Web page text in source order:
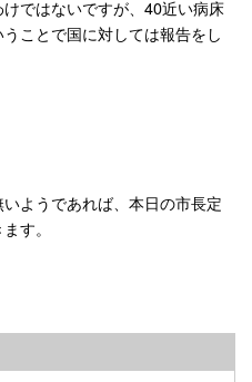
ではないですが、40近い病床
ことで国に対しては報告をし
ようであれば、本日の市長定
す。